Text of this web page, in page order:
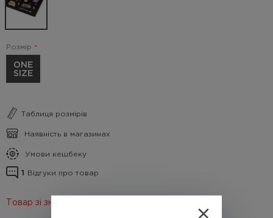
Розмір
ONE
SIZE
Таблиця розмірів
Наявність в магазинах
Умови кешбеку
1 Відгуки про товар
Товар зі знижкою 70%